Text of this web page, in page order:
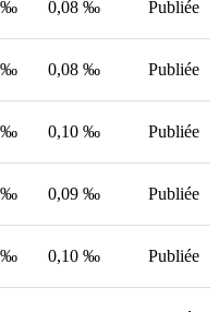
‰ 0,08 ‰ Publiée
‰ 0,08 ‰ Publiée
‰ 0,10 ‰ Publiée
‰ 0,09 ‰ Publiée
‰ 0,10 ‰ Publiée